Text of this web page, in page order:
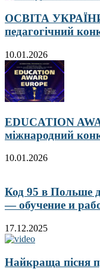
ОСВІТА УКРАЇНИ
педагогічний
10.01.2026
EDUCATION
міжнародний
10.01.2026
Код 95 в Польше
— обучение и
17.12.2025
Найкраща пісня